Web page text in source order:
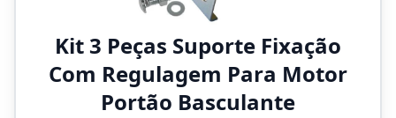
Kit 3 Peças Suporte Fixação
Com Regulagem Para Motor
Portão Basculante